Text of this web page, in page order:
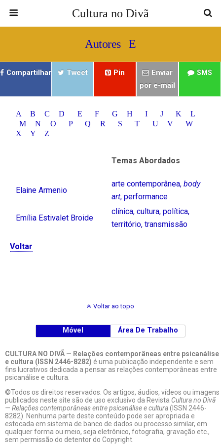
Cultura no Divã
Autores E
Compartilhar Tweet Pin
Enviar
por e-mail
SMS
A B C D E F G H I J K
L
M
N O P Q R S T U V
W
X
Y Z
Temas Abordados
Elaine Armenio
arte contemporânea, body
art, performance
Emília Estivalet Broide
clínica, cultura, política,
território, transmissão
Voltar
Voltar ao topo
Móvel Área De Trabalho
CULTURA NO DIVÃ — Relações contemporâneas entre psicanálise
e cultura (ISSN 2446-8282) é uma publicação independente e sem
fins lucrativos dedicada a pensar as relações contemporâneas entre
psicanálise e cultura.
©Todos os direitos reservados. Os artigos, áudios, vídeos ou imagens
publicados neste site são de uso exclusivo da Revista Cultura no Divã
— Relações contemporâneas entre psicanálise e cultura(ISSN 2446-
8282). Nenhuma parte deste conteúdo pode ser apropriada e
estocada em sistema de banco de dados ou processo similar, em
qualquer forma ou meio, seja eletrônico, fotografia, gravação etc.,
sem permissão do detentor do Copyright.